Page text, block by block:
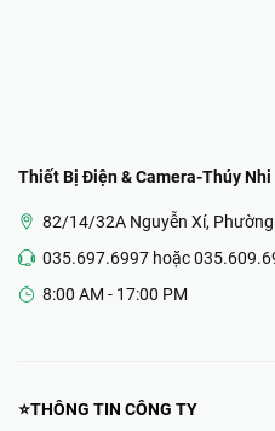
Thiết Bị Điện & Camera-Thúy Nhi
82/14/32A Nguyễn Xí, Phường
035.697.6997 hoặc
8:00 AM - 17:00 PM
⭐THÔNG TIN CÔNG TY